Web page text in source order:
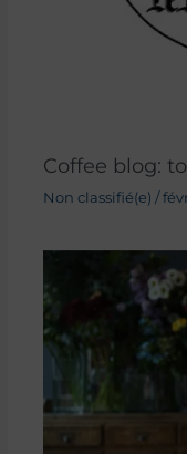
Coffee blog:
Non classifié(e) /